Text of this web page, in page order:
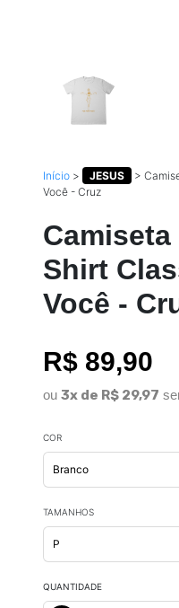
Início > JESUS >
Você - Cruz
Shirt
Você -
R$ 89,90
ou 3x de R$ 29,97
COR
TAMANHOS
QUANTIDADE